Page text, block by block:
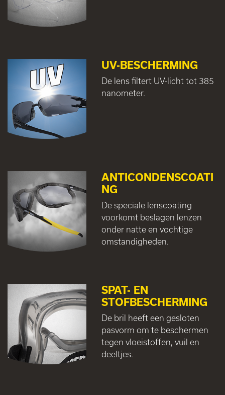
UV-BESCHERMING
De lens filtert UV-licht tot 385
nanometer.
ANTICONDENSCOATI
NG
De speciale lenscoating
voorkomt beslagen lenzen
onder natte en vochtige
omstandigheden.
SPAT- EN
STOFBESCHERMING
De bril heeft een gesloten
pasvorm om te beschermen
tegen vloeistoffen, vuil en
deeltjes.